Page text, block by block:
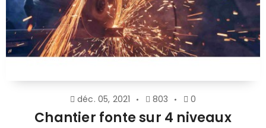
déc. 05, 2021 803 0
Chantier fonte sur 4 niveaux